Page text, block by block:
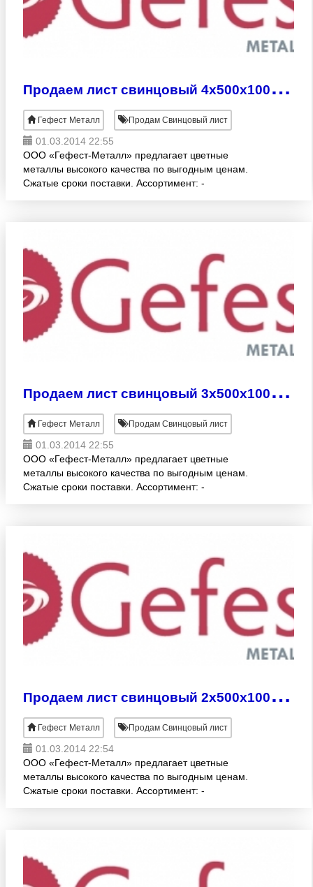
П
родаем лист свинцовый 4х500х1000 мм
Гефест Металл Продам Свинцовый лист
01.03.2014 22:55
ООО «Гефест-Металл» предлагает цветные
металлы высокого качества по выгодным ценам.
Сжатые сроки поставки. Ассортимент: -
П
родаем лист свинцовый 3х500х1000 мм
Гефест Металл Продам Свинцовый лист
01.03.2014 22:55
ООО «Гефест-Металл» предлагает цветные
металлы высокого качества по выгодным ценам.
Сжатые сроки поставки. Ассортимент: -
П
родаем лист свинцовый 2х500х1000 мм
Гефест Металл Продам Свинцовый лист
01.03.2014 22:54
ООО «Гефест-Металл» предлагает цветные
металлы высокого качества по выгодным ценам.
Сжатые сроки поставки. Ассортимент: -